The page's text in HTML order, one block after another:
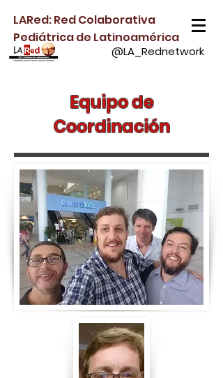
LARed: Red Colaborativa
Pediátrica de Latinoamérica
@LA_Rednetwork
Equipo de
Coordinación